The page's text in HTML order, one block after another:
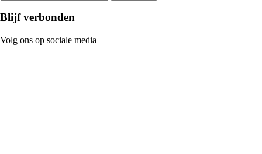
Blijf verbonden
Volg ons op sociale media